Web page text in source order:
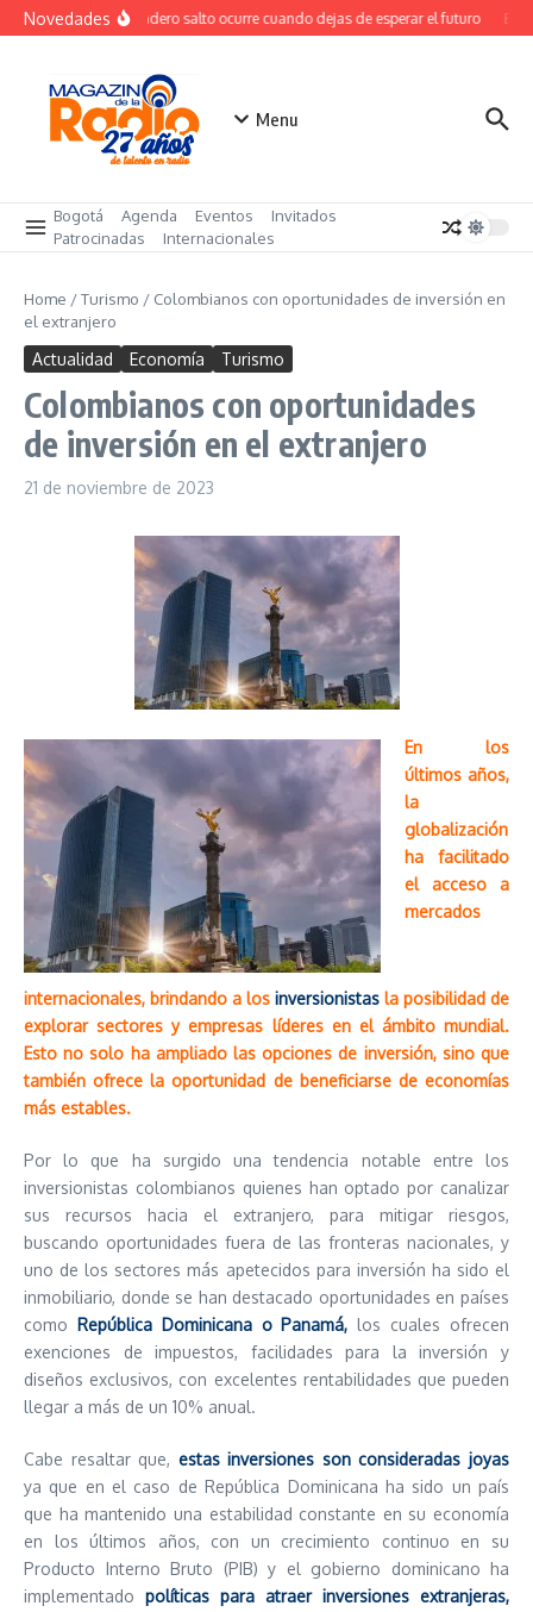
Saltar al contenido
NovedadesEl verdadero salto ocurre cuando dejas de esperar el futuro El
Menu
Bogotá Agenda Eventos
Invitados
Patrocinadas
Internacionales
Home /Turismo / Colombianos con oportunidades de inversión en
el extranjero
Actualidad Economía Turismo
Colombianos con oportunidades
de inversión en el extranjero
21 de noviembre de 2023
En los
últimos años,
la
globalización
ha facilitado
el acceso a
mercados
internacionales, brindando a los inversionistas la posibilidad de
explorar sectores y empresas líderes en el ámbito mundial.
Esto no solo ha ampliado las opciones de inversión, sino que
también ofrece la oportunidad de beneficiarse de economías
más estables.
Por lo que ha surgido una tendencia notable entre los
inversionistas colombianos quienes han optado por canalizar
sus recursos hacia el extranjero, para mitigar riesgos,
buscando oportunidades fuera de las fronteras nacionales, y
uno de los sectores más apetecidos para inversión ha sido el
inmobiliario, donde se han destacado oportunidades en países
como República Dominicana o Panamá, los cuales ofrecen
exenciones de impuestos, facilidades para la inversión y
diseños exclusivos, con excelentes rentabilidades que pueden
llegar a más de un 10% anual.
Cabe resaltar que, estasinversiones son consideradas joyas
ya que en el caso de República Dominicana ha sido un país
que ha mantenido una estabilidad constante en su economía
en los últimos años, con un crecimiento continuo en su
Producto Interno Bruto (PIB) y el gobierno dominicano ha
implementado políticas para atraer inversiones extranjeras,